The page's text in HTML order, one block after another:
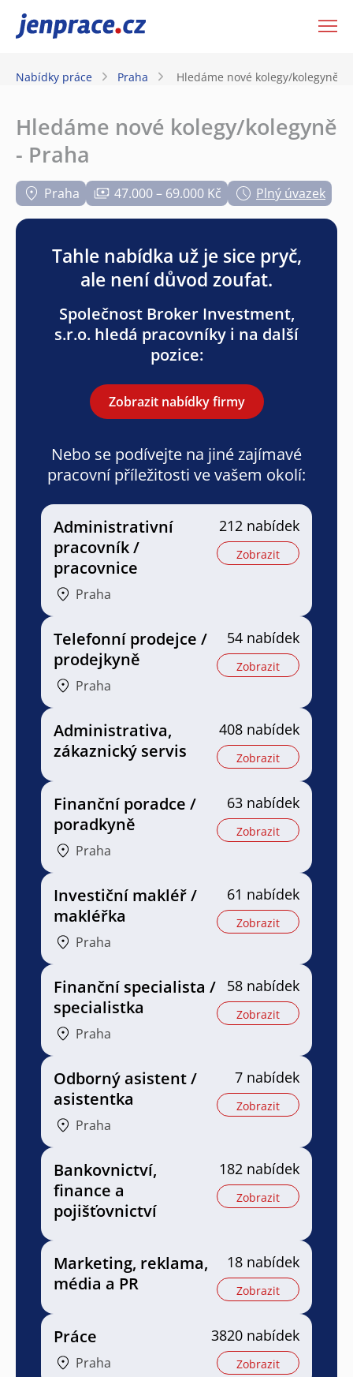
JenPráce.cz
Nabídky práce Praha Hledáme nové kolegy/kolegyně -
Hledáme nové kolegy/kolegyně
- Praha
Praha 47.000 – 69.000 Kč Plný úvazek
Tahle nabídka už je sice pryč,
ale není důvod zoufat.
Společnost Broker Investment,
s.r.o. hledá pracovníky i na další
pozice:
Zobrazit nabídky firmy
Nebo se podívejte na jiné zajímavé
pracovní příležitosti ve vašem okolí:
Administrativní
pracovník /
pracovnice
Praha
212 nabídek
Zobrazit
Telefonní prodejce /
prodejkyně
Praha
54 nabídek
Zobrazit
Administrativa,
zákaznický servis
408 nabídek
Zobrazit
Finanční poradce /
poradkyně
Praha
63 nabídek
Zobrazit
Investiční makléř /
makléřka
Praha
61 nabídek
Zobrazit
Finanční specialista /
specialistka
Praha
58 nabídek
Zobrazit
Odborný asistent /
asistentka
Praha
7 nabídek
Zobrazit
Bankovnictví,
finance a
pojišťovnictví
182 nabídek
Zobrazit
Marketing, reklama,
média a PR
18 nabídek
Zobrazit
Práce
Praha
3820 nabídek
Zobrazit